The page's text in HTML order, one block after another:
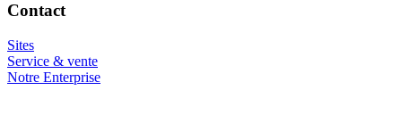
Contact
Sites
Service & vente
Notre Enterprise